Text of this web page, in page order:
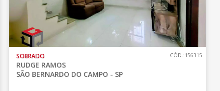
SOBRADO
RUDGE RAMOS
SÃO BERNARDO DO CAMPO - SP
CÓD.:156315